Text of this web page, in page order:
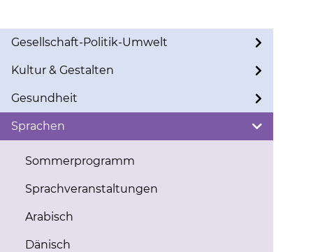
Gesellschaft-Politik-Umwelt
Kultur & Gestalten
Gesundheit
Sprachen
Sommerprogramm
Sprachveranstaltungen
Arabisch
Dänisch